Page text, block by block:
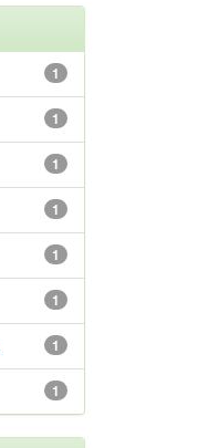
1
1
1
1
1
1
1
1